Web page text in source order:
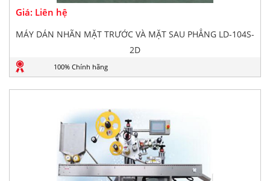
Giá: Liên hệ
MÁY DÁN NHÃN MẶT TRƯỚC VÀ MẶT SAU PHẲNG LD-104S-
2D
100% Chính hãng